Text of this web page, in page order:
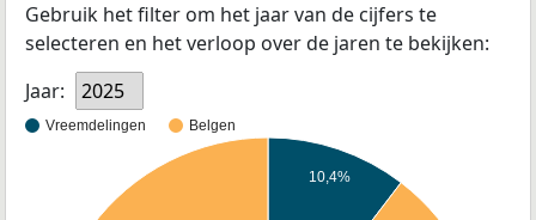
Gebruik het filter om het jaar van de cijfers te
selecteren en het verloop over de jaren te bekijken:
Jaar:
2025
Vreemdelingen Belgen
10,4%